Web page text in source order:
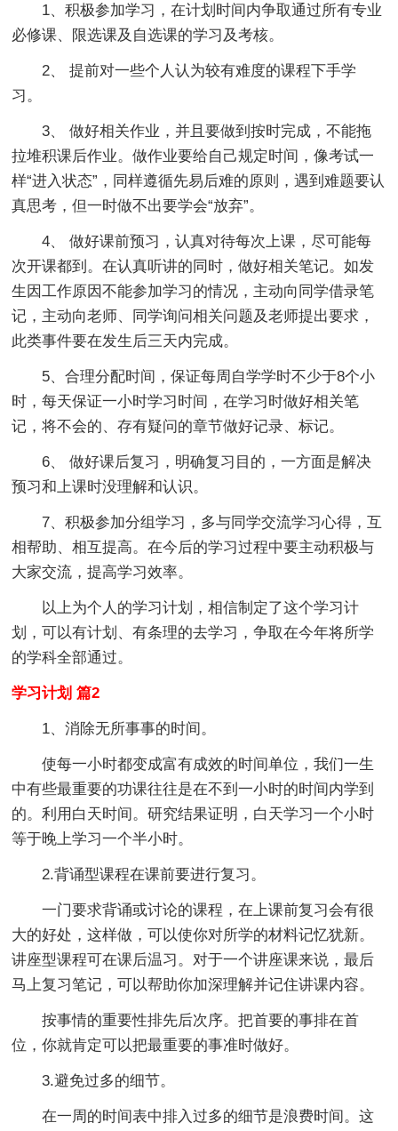
1、积极参加学习，在计划时间内争取通过所有专业
必修课、限选课及自选课的学习及考核。
2、 提前对一些个人认为较有难度的课程下手学
习。
3、 做好相关作业，并且要做到按时完成，不能拖
拉堆积课后作业。做作业要给自己规定时间，像考试一
样“进入状态”，同样遵循先易后难的原则，遇到难题要认
真思考，但一时做不出要学会“放弃”。
4、 做好课前预习，认真对待每次上课，尽可能每
次开课都到。在认真听讲的同时，做好相关笔记。如发
生因工作原因不能参加学习的情况，主动向同学借录笔
记，主动向老师、同学询问相关问题及老师提出要求，
此类事件要在发生后三天内完成。
5、合理分配时间，保证每周自学学时不少于8个小
时，每天保证一小时学习时间，在学习时做好相关笔
记，将不会的、存有疑问的章节做好记录、标记。
6、 做好课后复习，明确复习目的，一方面是解决
预习和上课时没理解和认识。
7、积极参加分组学习，多与同学交流学习心得，互
相帮助、相互提高。在今后的学习过程中要主动积极与
大家交流，提高学习效率。
以上为个人的学习计划，相信制定了这个学习计
划，可以有计划、有条理的去学习，争取在今年将所学
的学科全部通过。
学习计划 篇2
1、消除无所事事的时间。
使每一小时都变成富有成效的时间单位，我们一生
中有些最重要的功课往往是在不到一小时的时间内学到
的。利用白天时间。研究结果证明，白天学习一个小时
等于晚上学习一个半小时。
2.背诵型课程在课前要进行复习。
一门要求背诵或讨论的课程，在上课前复习会有很
大的好处，这样做，可以使你对所学的材料记忆犹新。
讲座型课程可在课后温习。对于一个讲座课来说，最后
马上复习笔记，可以帮助你加深理解并记住讲课内容。
按事情的重要性排先后次序。把首要的事排在首
位，你就肯定可以把最重要的事准时做好。
3.避免过多的细节。
在一周的时间表中排入过多的细节是浪费时间。这